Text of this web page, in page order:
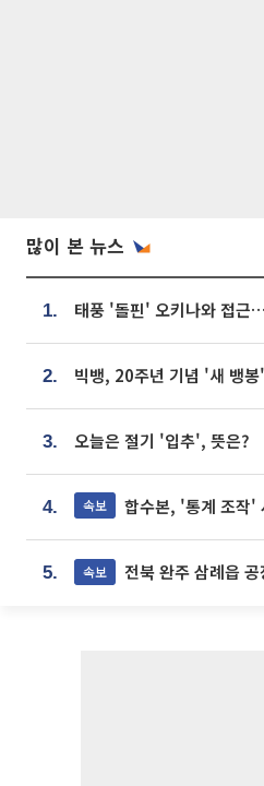
많이 본 뉴스
1.
2.
3. 오늘은 절기 '입추', 뜻은?
4. 속보 합수본, '통계 조작' 서울·경
5. 속보 전북 완주 삼례읍